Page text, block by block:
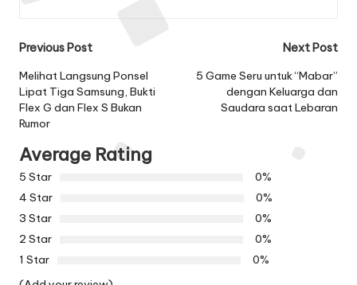
Post
navigation
Previous Post
Melihat Langsung Ponsel
Lipat Tiga Samsung, Bukti
Flex G dan Flex S Bukan
Rumor
Next Post
5 Game Seru untuk “Mabar”
dengan Keluarga dan
Saudara saat Lebaran
Average Rating
5 Star
0%
4 Star
0%
3 Star
0%
2 Star
0%
1 Star
0%